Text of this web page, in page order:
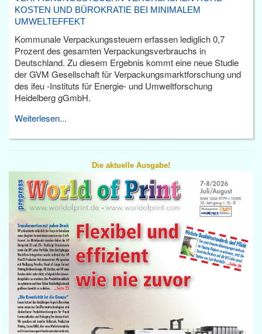
KOSTEN UND BÜROKRATIE BEI MINIMALEM
UMWELTEFFEKT
Kommunale Verpackungssteuern erfassen lediglich 0,7
Prozent des gesamten Verpackungsverbrauchs in
Deutschland. Zu diesem Ergebnis kommt eine neue Studie
der GVM Gesellschaft für Verpackungsmarktforschung und
des ifeu -Instituts für Energie- und Umweltforschung
Heidelberg gGmbH.
Weiterlesen...
Die aktuelle Ausgabe!